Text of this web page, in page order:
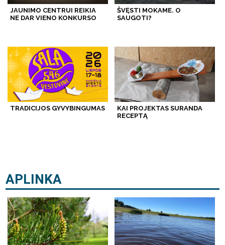
JAUNIMO CENTRUI REIKIA
NE DAR VIENO KONKURSO
ŠVĘSTI MOKAME. O
SAUGOTI?
TRADICIJOS GYVYBINGUMAS
KAI PROJEKTAS SURANDA
RECEPTĄ
APLINKA